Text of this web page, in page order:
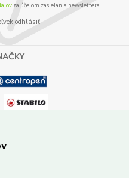
za účelom zasielania newslettera.
odhlásiť.